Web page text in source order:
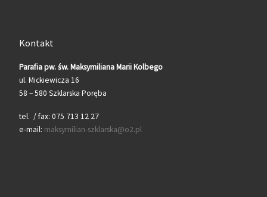
Kontakt
Parafia pw. św. Maksymiliana Marii Kolbego
ul. Mickiewicza 16
58 – 580 Szklarska Poręba
tel. / fax: 075 713 12 27
e-mail: maksymilian-szklarska@o2.pl